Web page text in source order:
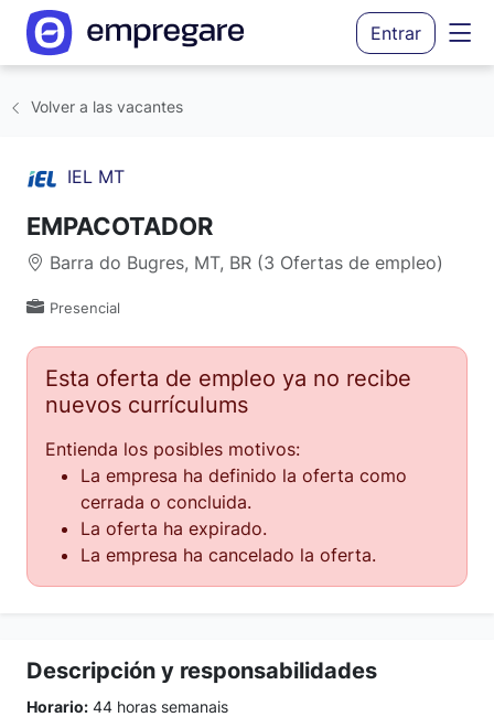
Entrar
Volver a las vacantes
IEL MT
EMPACOTADOR
Barra do Bugres, MT, BR (3 Ofertas de empleo)
Presencial
Esta oferta de empleo ya no recibe
nuevos currículums
Entienda los posibles motivos:
La empresa ha definido la oferta como
cerrada o concluida.
La oferta ha expirado.
La empresa ha cancelado la oferta.
Descripción y responsabilidades
Horario: 44 horas semanais